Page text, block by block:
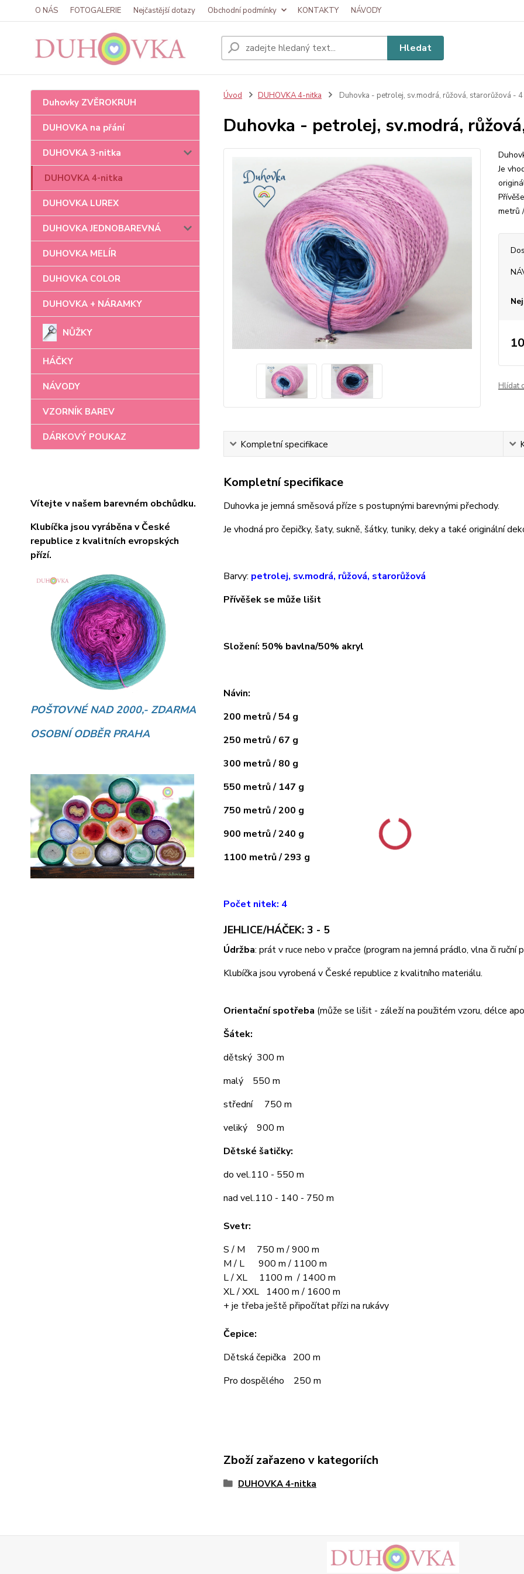
O NÁS FOTOGALERIE Nejčastější dotazy Obchodní podmínky KONTAKTY NÁVODY
Hledat
Duhovky ZVĚROKRUH
DUHOVKA na přání
DUHOVKA 3-nitka
DUHOVKA 4-nitka
DUHOVKA LUREX
DUHOVKA JEDNOBAREVNÁ
DUHOVKA MELÍR
DUHOVKA COLOR
DUHOVKA + NÁRAMKY
NŮŽKY
HÁČKY
NÁVODY
VZORNÍK BAREV
DÁRKOVÝ POUKAZ
Vítejte v našem barevném obchůdku.
Klubíčka jsou vyráběna v České
republice z kvalitních evropských
přízí.
POŠTOVNÉ NAD 2000,- ZDARMA
OSOBNÍ ODBĚR PRAHA
Úvod DUHOVKA 4-nitka Duhovka - petrolej, sv.modrá, růžová, starorůžová - 4
Duhovka - petrolej, sv.modrá,
Je
metrů
Hlídat
Kompletní specifikace
Kompletní specifikace
Duhovka je jemná směsová příze s postupnými barevnými přechody.
Je vhodná pro čepičky, šaty, sukně, šátky, tuniky, deky a také originální
Barvy: petrolej, sv.modrá, růžová, starorůžová
Přívěšek se může lišit
Složení: 50% bavlna/50% akryl
Návin:
200 metrů / 54 g
250 metrů / 67 g
300 metrů / 80 g
550 metrů / 147 g
750 metrů / 200 g
900 metrů / 240 g
1100 metrů / 293 g
Počet nitek: 4
JEHLICE/HÁČEK: 3 - 5
Údržba: prát v ruce nebo v pračce (program na jemná prádlo, vlna či
Klubíčka jsou vyrobená v České republice z kvalitního materiálu.
Orientační spotřeba (může se lišit - záleží na použitém vzoru, délce
Šátek:
dětský 300 m
malý 550 m
střední 750 m
veliký 900 m
Dětské šatičky:
do vel.110 - 550 m
nad vel.110 - 140 - 750 m
Svetr:
S / M 750 m / 900 m
M / L 900 m / 1100 m
L / XL 1100 m / 1400 m
XL / XXL 1400 m / 1600 m
+ je třeba ještě připočítat přízi na rukávy
Čepice:
Dětská čepička 200 m
Pro dospělého 250 m
Zboží zařazeno v kategoriích
DUHOVKA 4-nitka